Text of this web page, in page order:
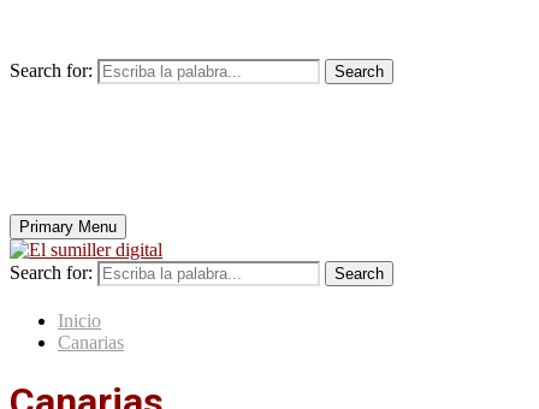
Search for: Search
Primary Menu
Search for: Search
Inicio
Canarias